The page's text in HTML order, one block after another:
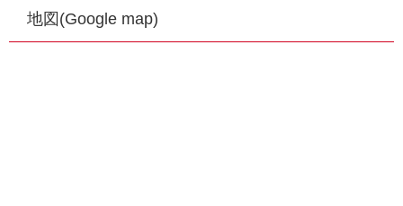
地図(Google map)